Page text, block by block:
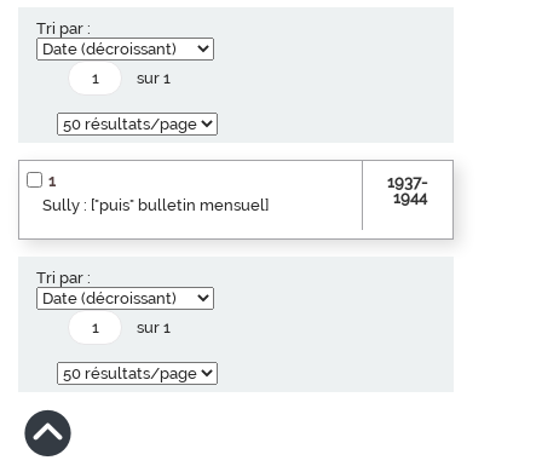
Tri par :
sur 1
1
Sully : ["puis" bulletin mensuel]
1937-
1944
Tri par :
sur 1